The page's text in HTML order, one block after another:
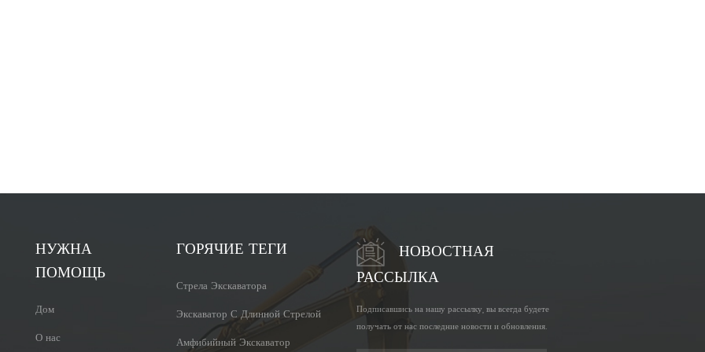
НУЖНА
ПОМОЩЬ
Дом
О нас
ГОРЯЧИЕ ТЕГИ
Стрела Экскаватора
Экскаватор С Длинной Стрелой
Амфибийный Экскаватор
НОВОСТНАЯ
РАССЫЛКА
Подписавшись на нашу рассылку, вы всегда будете
получать от нас последние новости и обновления.